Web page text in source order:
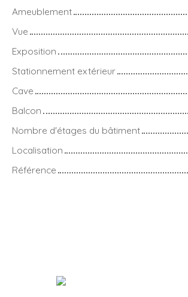
Ameublement
Vue
Exposition
Stationnement extérieur
Cave
Balcon
Nombre d'étages du bâtiment
Localisation
Référence